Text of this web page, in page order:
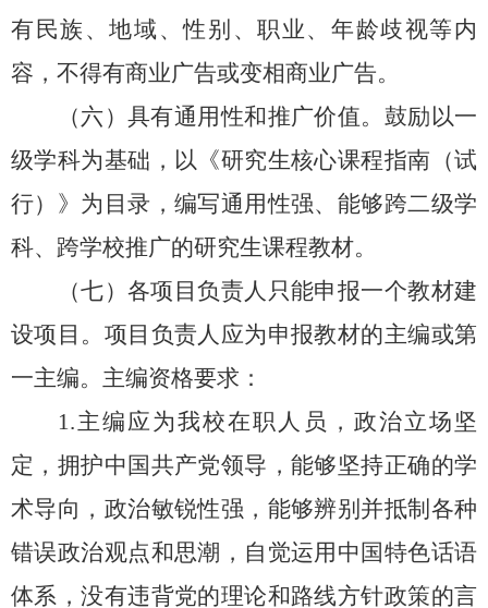
有民族、地域、性别、职业、年龄歧视等内
容，不得有商业广告或变相商业广告。
（六）具有通用性和推广价值。鼓励以一
级学科为基础，以 《研究生核心课程指南（试
行）》 为目录，编写通用性强、能够跨二级学
科、跨学校推广的研究生课程教材。
（七）各项目负责人只能申报一个教材建
设项目。项目负责人应为申报教材的主编或第
一主编。 主编资格要求：
1.主编应为我校在职 人员 ，政治立场坚
定，拥护中国共产党领导，能够坚持正确的学
术导向，政治敏锐性强，能够辨别并抵制各种
错误政治观点和思潮，自觉运用中国特色话语
体系，没有违背党的理论和路线方针政策的言